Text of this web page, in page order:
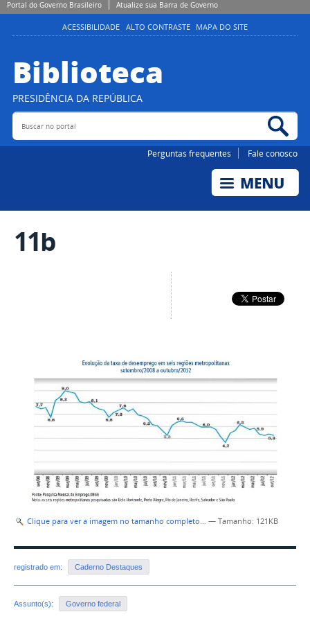
Portal do Governo Brasileiro Atualize sua Barra de Governo
ACESSIBILIDADE ALTO CONTRASTE MAPA DO SITE
Biblioteca
PRESIDÊNCIA DA REPÚBLICA
Buscar no portal
Perguntas frequentes Fale conosco
11b
Clique para ver a imagem no tamanho completo… — Tamanho: 121KB
registrado em: Caderno Destaques
Assunto(s): Governo federal